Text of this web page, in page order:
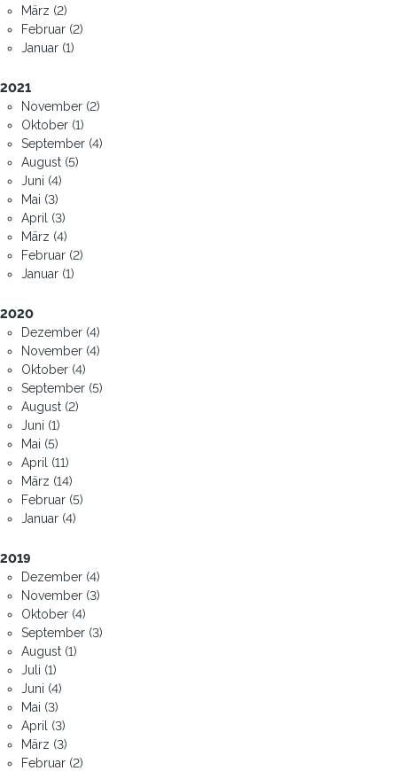
März (2)
Februar (2)
Januar (1)
2021
November (2)
Oktober (1)
September (4)
August (5)
Juni (4)
Mai (3)
April (3)
März (4)
Februar (2)
Januar (1)
2020
Dezember (4)
November (4)
Oktober (4)
September (5)
August (2)
Juni (1)
Mai (5)
April (11)
März (14)
Februar (5)
Januar (4)
2019
Dezember (4)
November (3)
Oktober (4)
September (3)
August (1)
Juli (1)
Juni (4)
Mai (3)
April (3)
März (3)
Februar (2)